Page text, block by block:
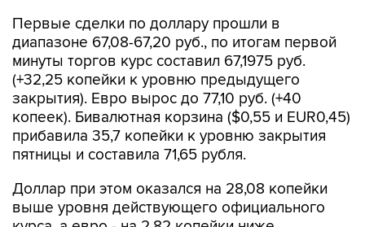
Первые сделки по доллару прошли в
диапазоне 67,08-67,20 руб., по итогам первой
минуты торгов курс составил 67,1975 руб.
(+32,25 копейки к уровню предыдущего
закрытия). Евро вырос до 77,10 руб. (+40
копеек). Бивалютная корзина ($0,55 и EUR0,45)
прибавила 35,7 копейки к уровню закрытия
пятницы и составила 71,65 рубля.
Доллар при этом оказался на 28,08 копейки
выше уровня действующего официального